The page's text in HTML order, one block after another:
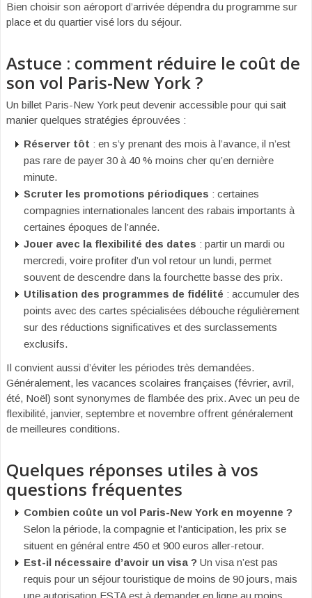
Bien choisir son aéroport d’arrivée dépendra du programme sur
place et du quartier visé lors du séjour.
Astuce : comment réduire le coût de
son vol Paris-New York ?
Un billet Paris-New York peut devenir accessible pour qui sait
manier quelques stratégies éprouvées :
Réserver tôt : en s’y prenant des mois à l’avance, il n’est
pas rare de payer 30 à 40 % moins cher qu’en dernière
minute.
Scruter les promotions périodiques : certaines
compagnies internationales lancent des rabais importants à
certaines époques de l’année.
Jouer avec la flexibilité des dates : partir un mardi ou
mercredi, voire profiter d’un vol retour un lundi, permet
souvent de descendre dans la fourchette basse des prix.
Utilisation des programmes de fidélité : accumuler des
points avec des cartes spécialisées débouche régulièrement
sur des réductions significatives et des surclassements
exclusifs.
Il convient aussi d’éviter les périodes très demandées.
Généralement, les vacances scolaires françaises (février, avril,
été, Noël) sont synonymes de flambée des prix. Avec un peu de
flexibilité, janvier, septembre et novembre offrent généralement
de meilleures conditions.
Quelques réponses utiles à vos
questions fréquentes
Combien coûte un vol Paris-New York en moyenne ?
Selon la période, la compagnie et l’anticipation, les prix se
situent en général entre 450 et 900 euros aller-retour.
Est-il nécessaire d’avoir un visa ? Un visa n’est pas
requis pour un séjour touristique de moins de 90 jours, mais